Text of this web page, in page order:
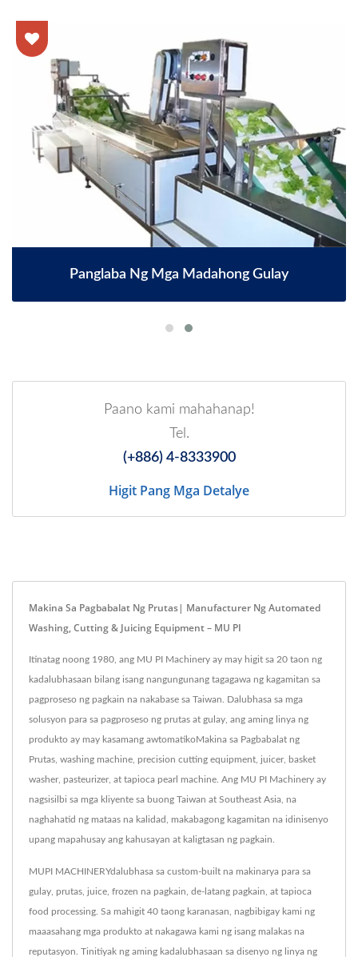
Panglaba Ng Mga Madahong Gulay
Paano kami mahahanap!
Tel.
(+886) 4-8333900
Higit Pang Mga Detalye
Makina Sa Pagbabalat Ng Prutas| Manufacturer Ng Automated
Washing, Cutting & Juicing Equipment – ​​MU PI
Itinatag noong 1980, ang MU PI Machinery ay may higit sa 20 taon ng
kadalubhasaan bilang isang nangungunang tagagawa ng kagamitan sa
pagproseso ng pagkain na nakabase sa Taiwan. Dalubhasa sa mga
solusyon para sa pagproseso ng prutas at gulay, ang aming linya ng
produkto ay may kasamang awtomatikoMakina sa Pagbabalat ng
Prutas, washing machine, precision cutting equipment, juicer, basket
washer, pasteurizer, at tapioca pearl machine. Ang MU PI Machinery ay
nagsisilbi sa mga kliyente sa buong Taiwan at Southeast Asia, na
naghahatid ng mataas na kalidad, makabagong kagamitan na idinisenyo
upang mapahusay ang kahusayan at kaligtasan ng pagkain.
MUPI MACHINERYdalubhasa sa custom-built na makinarya para sa
gulay, prutas, juice, frozen na pagkain, de-latang pagkain, at tapioca
food processing. Sa mahigit 40 taong karanasan, nagbibigay kami ng
maaasahang mga produkto at nakagawa kami ng isang malakas na
reputasyon. Tinitiyak ng aming kadalubhasaan sa disenyo ng linya ng